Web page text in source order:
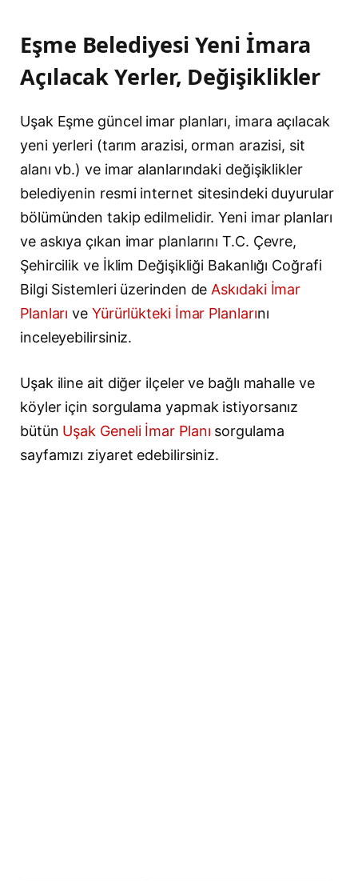
Eşme Belediyesi Yeni İmara
Açılacak Yerler, Değişiklikler
Uşak Eşme güncel imar planları, imara açılacak
yeni yerleri (tarım arazisi, orman arazisi, sit
alanı vb.) ve imar alanlarındaki değişiklikler
belediyenin resmi internet sitesindeki duyurular
bölümünden takip edilmelidir. Yeni imar planları
ve askıya çıkan imar planlarını T.C. Çevre,
Şehircilik ve İklim Değişikliği Bakanlığı Coğrafi
Bilgi Sistemleri üzerinden de Askıdaki İmar
Planları ve Yürürlükteki İmar Planlarını
inceleyebilirsiniz.
Uşak iline ait diğer ilçeler ve bağlı mahalle ve
köyler için sorgulama yapmak istiyorsanız
bütün Uşak Geneli İmar Planı sorgulama
sayfamızı ziyaret edebilirsiniz.